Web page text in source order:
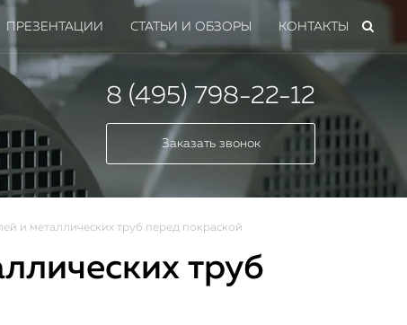
ПРЕЗЕНТАЦИИ СТАТЬИ И ОБЗОРЫ КОНТАКТЫ
8 (495) 798-22-12
Заказать звонок
и металлических труб перед покраской
труб